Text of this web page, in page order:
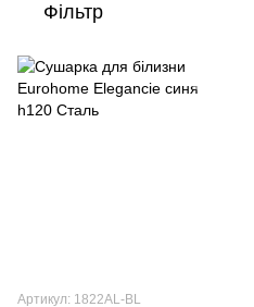
Фільтр
Артикул: 1822AL-BL